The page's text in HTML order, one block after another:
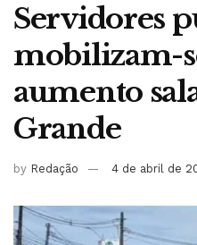
Servidores
mobilizam-
aumento
Grande
by Redação 4 de abril de